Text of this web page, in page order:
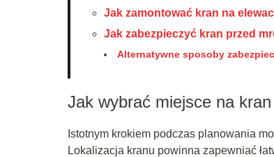
Jak zamontować kran na
Jak zabezpieczyć kran przed
Alternatywne sposoby
Jak wybrać miejsce na
Istotnym krokiem podczas planowania
Lokalizacja kranu powinna zapewniać